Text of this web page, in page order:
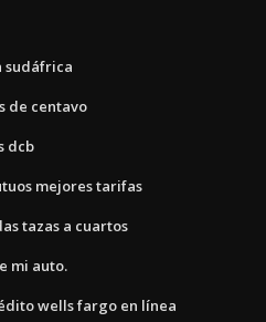
sudáfrica
de centavo
dcb
mejores tarifas
tazas a cuartos
mi auto.
wells fargo en línea